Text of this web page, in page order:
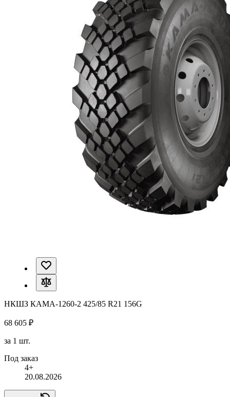
НКШЗ КАМА-1260-2 425/85 R21 156G
68 605 ₽
за 1 шт.
Под заказ
4+
20.08.2026